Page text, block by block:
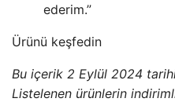
ederim.”
Ürünü keşfedin
Bu içerik 2 Eylül 2024
Listelenen ürünlerin